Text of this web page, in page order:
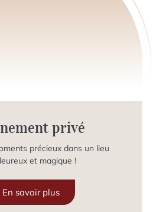
privé
précieux dans un lieu
et magique !
En savoir plus